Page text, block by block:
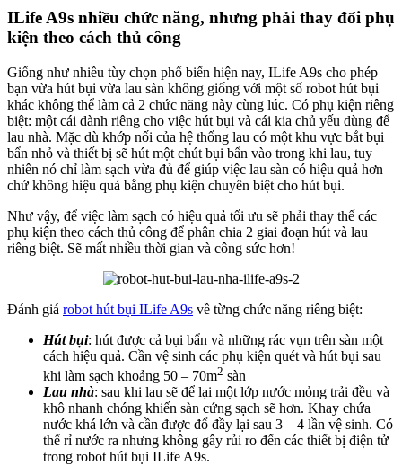
ILife A9s nhiều chức năng, nhưng phải thay đổi phụ
kiện theo cách thủ công
Giống như nhiều tùy chọn phổ biến hiện nay, ILife A9s cho phép
bạn vừa hút bụi vừa lau sàn không giống với một số robot hút bụi
khác không thể làm cả 2 chức năng này cùng lúc. Có phụ kiện riêng
biệt: một cái dành riêng cho việc hút bụi và cái kia chủ yếu dùng để
lau nhà. Mặc dù khớp nối của hệ thống lau có một khu vực bắt bụi
bẩn nhỏ và thiết bị sẽ hút một chút bụi bẩn vào trong khi lau, tuy
nhiên nó chỉ làm sạch vừa đủ để giúp việc lau sàn có hiệu quả hơn
chứ không hiệu quả bằng phụ kiện chuyên biệt cho hút bụi.
Như vậy, để việc làm sạch có hiệu quả tối ưu sẽ phải thay thế các
phụ kiện theo cách thủ công để phân chia 2 giai đoạn hút và lau
riêng biệt. Sẽ mất nhiều thời gian và công sức hơn!
Đánh giá robot hút bụi ILife A9s về từng chức năng riêng biệt:
Hút bụi: hút được cả bụi bẩn và những rác vụn trên sàn một
cách hiệu quả. Cần vệ sinh các phụ kiện quét và hút bụi sau
khi làm sạch khoảng 50 – 70m2 sàn
Lau nhà: sau khi lau sẽ để lại một lớp nước mỏng trải đều và
khô nhanh chóng khiến sàn cứng sạch sẽ hơn. Khay chứa
nước khá lớn và cần được đổ đầy lại sau 3 – 4 lần vệ sinh. Có
thể rỉ nước ra nhưng không gây rủi ro đến các thiết bị điện tử
trong robot hút bụi ILife A9s.